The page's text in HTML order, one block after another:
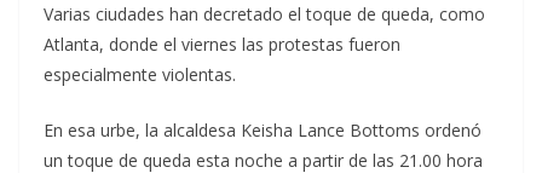
Varias ciudades han decretado el toque de queda, como
Atlanta, donde el viernes las protestas fueron
especialmente violentas.
En esa urbe, la alcaldesa Keisha Lance Bottoms ordenó
un toque de queda esta noche a partir de las 21.00 hora